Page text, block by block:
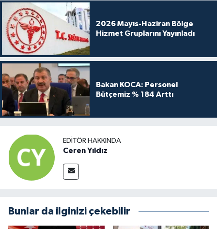
2026 Mayıs-Haziran Bölge
Hizmet Gruplarını Yayınladı
Bakan KOCA: Personel
Bütçemiz % 184 Arttı
EDITÖR HAKKINDA
Ceren Yıldız
Bunlar da ilginizi çekebilir